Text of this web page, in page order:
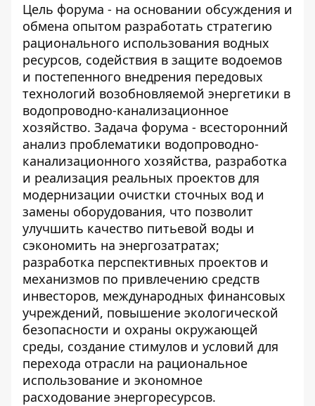
Цель форума - на основании обсуждения и
обмена опытом разработать стратегию
рационального использования водных
ресурсов, содействия в защите водоемов
и постепенного внедрения передовых
технологий возобновляемой энергетики в
водопроводно-канализационное
хозяйство. Задача форума - всесторонний
анализ проблематики водопроводно-
канализационного хозяйства, разработка
и реализация реальных проектов для
модернизации очистки сточных вод и
замены оборудования, что позволит
улучшить качество питьевой воды и
сэкономить на энергозатратах;
разработка перспективных проектов и
механизмов по привлечению средств
инвесторов, международных финансовых
учреждений, повышение экологической
безопасности и охраны окружающей
среды, создание стимулов и условий для
перехода отрасли на рациональное
использование и экономное
расходование энергоресурсов.